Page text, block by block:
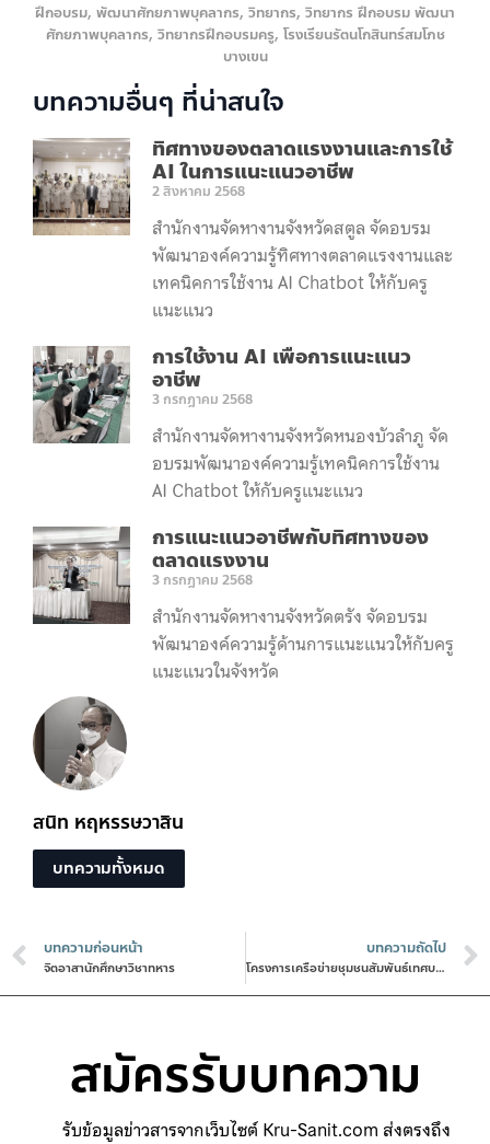
สนิท หฤหรรษวาสิน
บทความทั้งหมด
ฝึกอบรม, พัฒนาศักยภาพบุคลากร, วิทยากร, วิทยากร ฝึกอบรม พัฒนา
ศักยภาพบุคลากร, วิทยากรฝึกอบรมครู, โรงเรียนรัตนโกสินทร์สมโภช
บางเขน
บทความอื่นๆ ที่น่าสนใจ
ทิศทางของตลาดแรงงานและการใช้
AI ในการแนะแนวอาชีพ
2 สิงหาคม 2568
สำนักงานจัดหางานจังหวัดสตูล จัดอบรม
พัฒนาองค์ความรู้ทิศทางตลาดแรงงานและ
เทคนิคการใช้งาน AI Chatbot ให้กับครู
แนะแนว
การใช้งาน AI เพื่อการแนะแนว
อาชีพ
3 กรกฎาคม 2568
สำนักงานจัดหางานจังหวัดหนองบัวลำภู จัด
อบรมพัฒนาองค์ความรู้เทคนิคการใช้งาน
AI Chatbot ให้กับครูแนะแนว
การแนะแนวอาชีพกับทิศทางของ
ตลาดแรงงาน
3 กรกฎาคม 2568
สำนักงานจัดหางานจังหวัดตรัง จัดอบรม
พัฒนาองค์ความรู้ด้านการแนะแนวให้กับครู
แนะแนวในจังหวัด
บทความก่อนหน้า
จิตอาสานักศึกษาวิชาทหาร
บทความถัดไป
โครงการเครือข่ายชุมชนสัมพันธ์เทศบาลเมืองบ้านสวน
สมัครรับบทความ
รับข้อมูลข่าวสารจากเว็บไซต์ Kru-Sanit.com ส่งตรงถึง